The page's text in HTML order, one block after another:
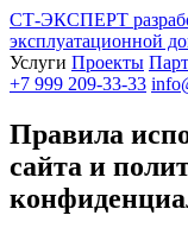
СТ-ЭКСПЕРТ
эксплуатационной
Услуги Проекты
+7 999 209-33-33
Правила
сайта и